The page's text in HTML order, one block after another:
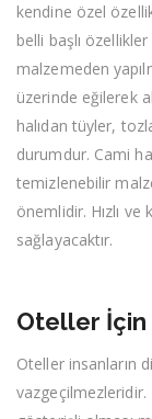
kendine özel
belli başlı
malzemeden
üzerinde eğilerek
halıdan tüyler,
durumdur. Cami
temizlenebilir
önemlidir. Hızlı
sağlayacaktır.
Oteller İçin
Oteller insanların